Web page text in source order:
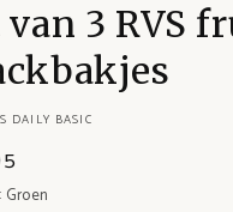
van 3 RVS
DAILY BASIC
Groen